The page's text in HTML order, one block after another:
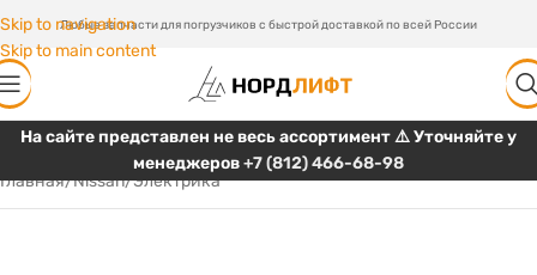
Skip to navigation
Skip to main content
Любые запчасти для погрузчиков с быстрой доставкой по всей России
На сайте представлен не весь ассортимент ⚠️ Уточняйте у
менеджеров+7 (812) 466-68-98
Главная/Nissan/Электрика